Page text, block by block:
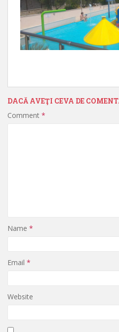
DACĂ AVEŢI CEVA DE
Comment *
Name *
Email *
Website